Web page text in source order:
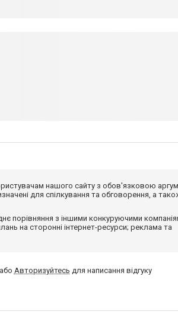
нашого сайту з обов'язковою
для спілкування та обговорення, а
порівняння з іншими конкуруючими
на сторонні інтернет-ресурси; реклама та
або Авторизуйтесь для написання відгуку